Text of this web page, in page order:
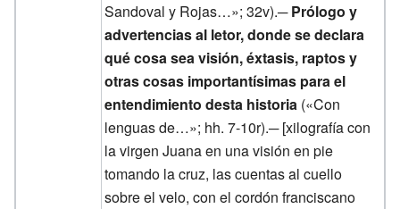
Sandoval y Rojas…»; 32v).─Prólogo y
advertencias al letor, donde se declara
qué cosa sea visión, éxtasis, raptos y
otras cosas importantísimas para el
entendimiento desta historia («Con
lenguas de…»; hh. 7-10r).─ [xilografía con
la virgen Juana en una visión en pie
tomando la cruz, las cuentas al cuello
sobre el velo, con el cordón franciscano